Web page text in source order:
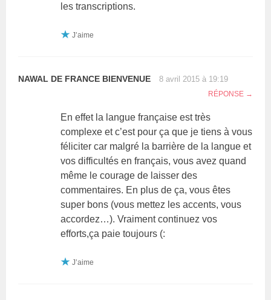
les transcriptions.
J’aime
NAWAL DE FRANCE BIENVENUE 8 avril 2015 à 19:19
RÉPONSE
En effet la langue française est très
complexe et c’est pour ça que je tiens à vous
féliciter car malgré la barrière de la langue et
vos difficultés en français, vous avez quand
même le courage de laisser des
commentaires. En plus de ça, vous êtes
super bons (vous mettez les accents, vous
accordez…). Vraiment continuez vos
efforts,ça paie toujours (:
J’aime